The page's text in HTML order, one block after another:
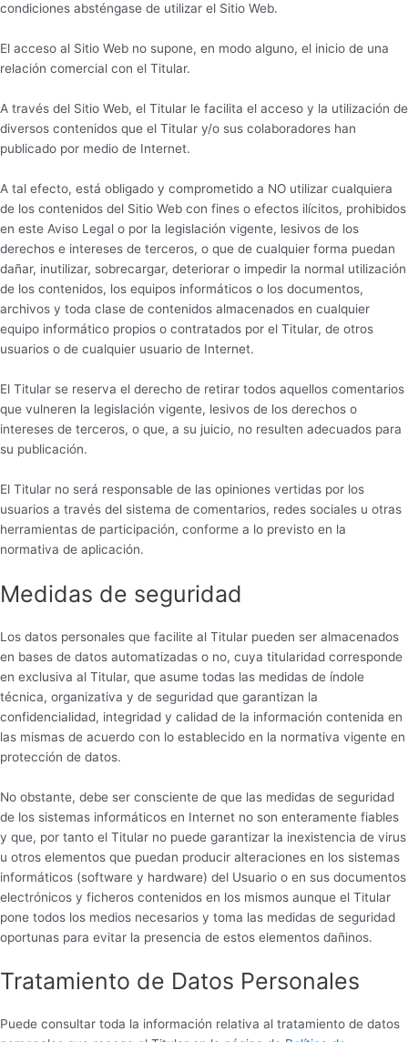
condiciones absténgase de utilizar el Sitio Web.
El acceso al Sitio Web no supone, en modo alguno, el inicio de una
relación comercial con el Titular.
A través del Sitio Web, el Titular le facilita el acceso y la utilización de
diversos contenidos que el Titular y/o sus colaboradores han
publicado por medio de Internet.
A tal efecto, está obligado y comprometido a NO utilizar cualquiera
de los contenidos del Sitio Web con fines o efectos ilícitos, prohibidos
en este Aviso Legal o por la legislación vigente, lesivos de los
derechos e intereses de terceros, o que de cualquier forma puedan
dañar, inutilizar, sobrecargar, deteriorar o impedir la normal utilización
de los contenidos, los equipos informáticos o los documentos,
archivos y toda clase de contenidos almacenados en cualquier
equipo informático propios o contratados por el Titular, de otros
usuarios o de cualquier usuario de Internet.
El Titular se reserva el derecho de retirar todos aquellos comentarios
que vulneren la legislación vigente, lesivos de los derechos o
intereses de terceros, o que, a su juicio, no resulten adecuados para
su publicación.
El Titular no será responsable de las opiniones vertidas por los
usuarios a través del sistema de comentarios, redes sociales u otras
herramientas de participación, conforme a lo previsto en la
normativa de aplicación.
Medidas de seguridad
Los datos personales que facilite al Titular pueden ser almacenados
en bases de datos automatizadas o no, cuya titularidad corresponde
en exclusiva al Titular, que asume todas las medidas de índole
técnica, organizativa y de seguridad que garantizan la
confidencialidad, integridad y calidad de la información contenida en
las mismas de acuerdo con lo establecido en la normativa vigente en
protección de datos.
No obstante, debe ser consciente de que las medidas de seguridad
de los sistemas informáticos en Internet no son enteramente fiables
y que, por tanto el Titular no puede garantizar la inexistencia de virus
u otros elementos que puedan producir alteraciones en los sistemas
informáticos (software y hardware) del Usuario o en sus documentos
electrónicos y ficheros contenidos en los mismos aunque el Titular
pone todos los medios necesarios y toma las medidas de seguridad
oportunas para evitar la presencia de estos elementos dañinos.
Tratamiento de Datos Personales
Puede consultar toda la información relativa al tratamiento de datos